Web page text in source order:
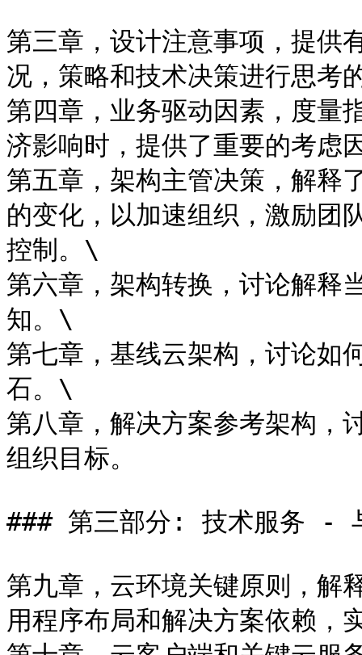
第三章，设计注意事项，提供
况，策略和技术决策进行思考
第四章，业务驱动因素，度量
济影响时，提供了重要的考虑
第五章，架构主管决策，解释
的变化，以加速组织，激励团
控制。\
第六章，架构转换，讨论解释
知。\
第七章，基线云架构，讨论如
石。\
第八章，解决方案参考架构，
组织目标。
### 第三部分: 技术服务 -
第九章，云环境关键原则，解
用程序布局和解决方案依赖，